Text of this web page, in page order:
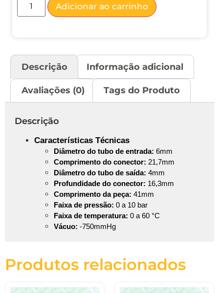
Adicionar ao carrinho
Descrição Informação adicional
Avaliações (0) Tags do Produto
Descrição
Características Técnicas
Diâmetro do tubo de entrada: 6mm
Comprimento do conector: 21,7mm
Diâmetro do tubo de saída: 4mm
Profundidade do conector: 16,3mm
Comprimento da peça: 41mm
Faixa de pressão: 0 a 10 bar
Faixa de temperatura: 0 a 60 °C
Vácuo: -750mmHg
Produtos relacionados